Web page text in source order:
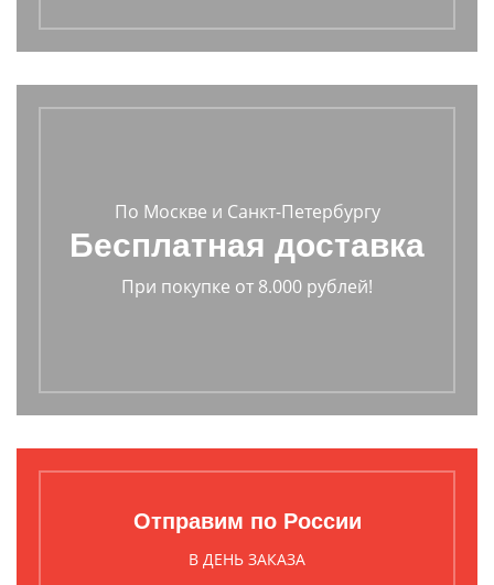
По Москве и Санкт-Петербургу
Бесплатная доставка
При покупке от 8.000 рублей!
Отправим по России
В ДЕНЬ ЗАКАЗА